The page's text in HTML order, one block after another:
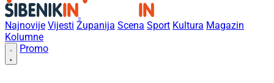
Najnovije Vijesti Županija Scena Sport Kultura Magazin
Kolumne
Promo